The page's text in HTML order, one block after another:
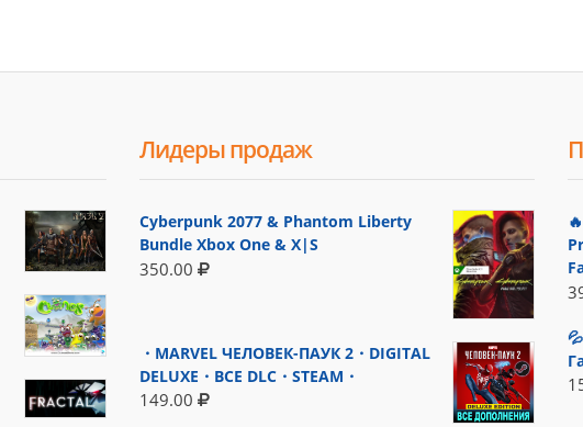
Лидеры продаж
Cyberpunk 2077 & Phantom Liberty
Bundle Xbox One & X|S
350.00
・MARVEL ЧЕЛОВЕК-ПАУК 2・DIGITAL
DELUXE・ВСЕ DLC・STEAM・
149.00